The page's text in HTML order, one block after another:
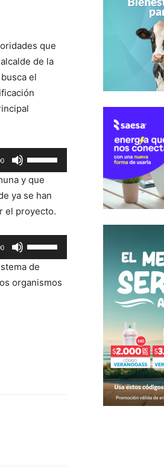
que
de la
el
las
teclas
de
flecha
arriba/abajo
para
aumentar
o
y que
ya se han
el proyecto.
las
teclas
de
de
organismos